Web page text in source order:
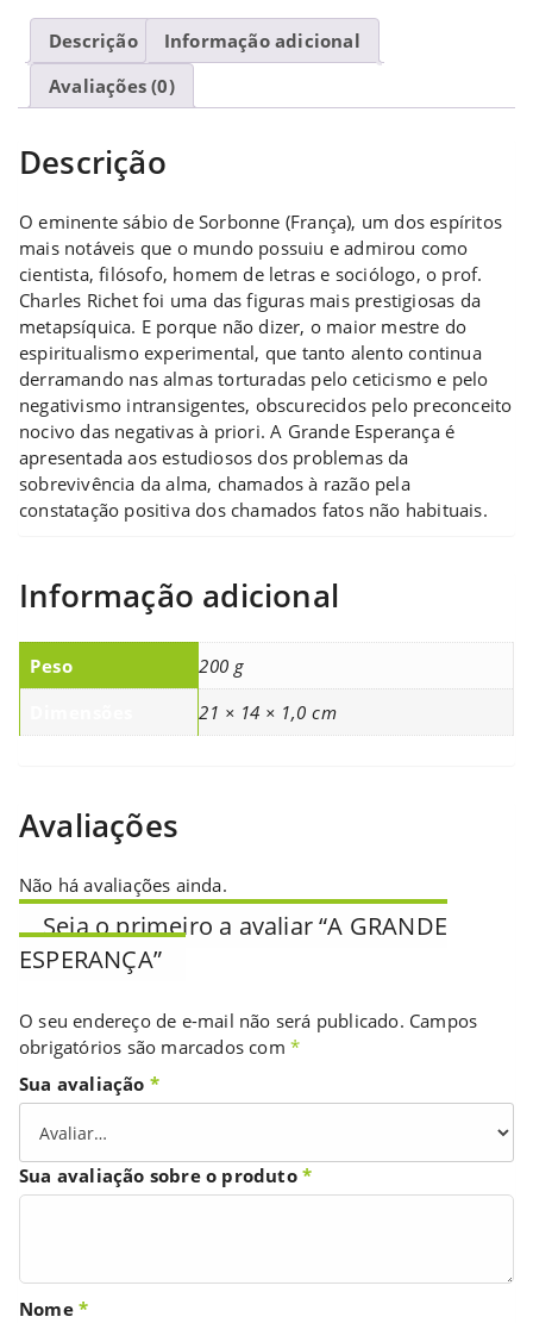
Descrição
Informação adicional
Avaliações (0)
Descrição
O eminente sábio de Sorbonne (França), um dos espíritos
mais notáveis que o mundo possuiu e admirou como
cientista, filósofo, homem de letras e sociólogo, o prof.
Charles Richet foi uma das figuras mais prestigiosas da
metapsíquica. E porque não dizer, o maior mestre do
espiritualismo experimental, que tanto alento continua
derramando nas almas torturadas pelo ceticismo e pelo
negativismo intransigentes, obscurecidos pelo preconceito
nocivo das negativas à priori. A Grande Esperança é
apresentada aos estudiosos dos problemas da
sobrevivência da alma, chamados à razão pela
constatação positiva dos chamados fatos não habituais.
Informação adicional
Peso
200 g
21 × 14 × 1,0 cm
Avaliações
Não há avaliações ainda.
Seja o primeiro a avaliar “A GRANDE
ESPERANÇA”
O seu endereço de e-mail não será publicado. Campos
obrigatórios são marcados com *
Sua avaliação *
Sua avaliação sobre o produto *
Nome *